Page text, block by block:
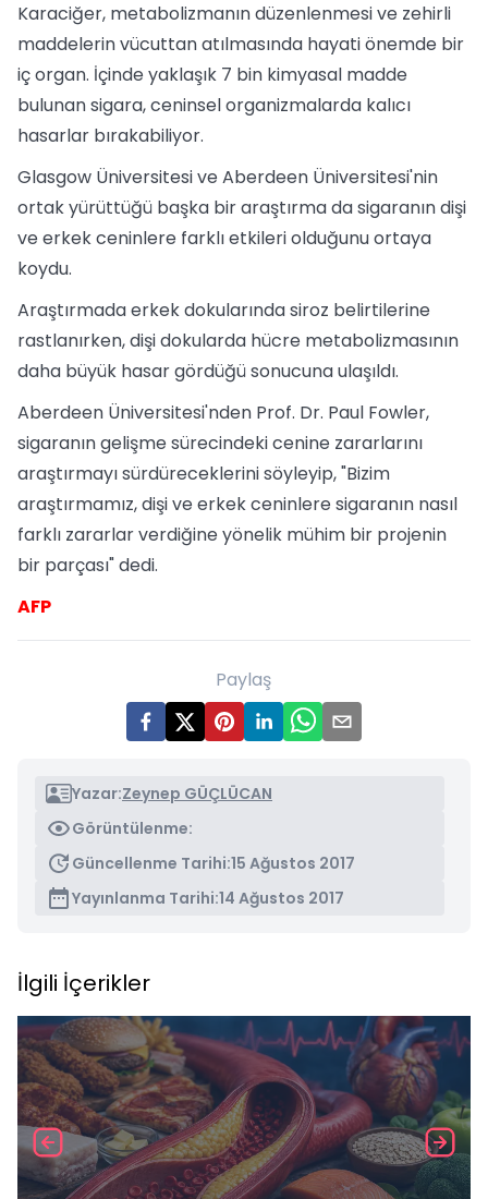
Karaciğer, metabolizmanın düzenlenmesi ve zehirli
maddelerin vücuttan atılmasında hayati önemde bir
iç organ. İçinde yaklaşık 7 bin kimyasal madde
bulunan sigara, ceninsel organizmalarda kalıcı
hasarlar bırakabiliyor.
Glasgow Üniversitesi ve Aberdeen Üniversitesi'nin
ortak yürüttüğü başka bir araştırma da sigaranın dişi
ve erkek ceninlere farklı etkileri olduğunu ortaya
koydu.
Araştırmada erkek dokularında siroz belirtilerine
rastlanırken, dişi dokularda hücre metabolizmasının
daha büyük hasar gördüğü sonucuna ulaşıldı.
Aberdeen Üniversitesi'nden Prof. Dr. Paul Fowler,
sigaranın gelişme sürecindeki cenine zararlarını
araştırmayı sürdüreceklerini söyleyip, "Bizim
araştırmamız, dişi ve erkek ceninlere sigaranın nasıl
farklı zararlar verdiğine yönelik mühim bir projenin
bir parçası" dedi.
AFP
Paylaş
Yazar:Zeynep GÜÇLÜCAN
Görüntülenme:
Güncellenme Tarihi:15 Ağustos 2017
Yayınlanma Tarihi:14 Ağustos 2017
İlgili İçerikler